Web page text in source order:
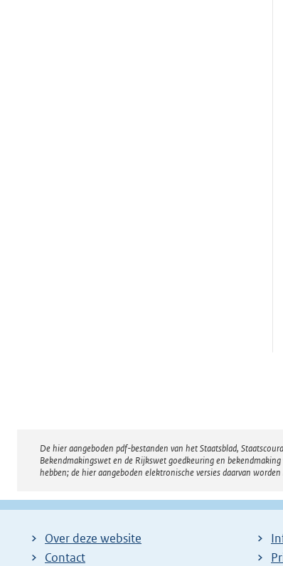
Disclaimer
De hier aangeboden pdf-bestanden van het Staatsblad,
Bekendmakingswet en de Rijkswet goedkeuring en
hebben; de hier aangeboden elektronische versies daarvan
Over deze website
Contact